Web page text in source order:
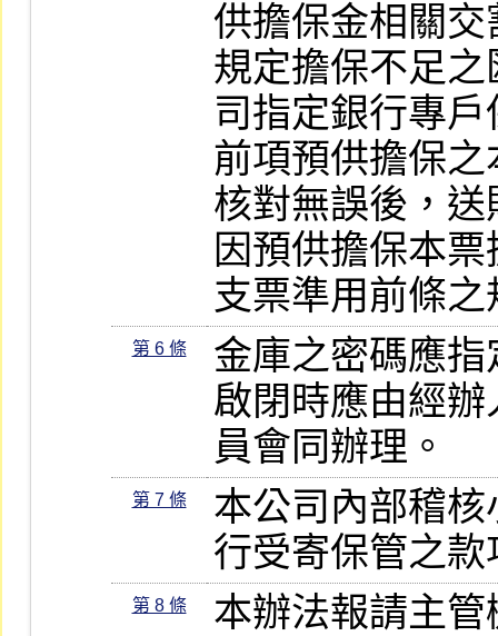
供擔保金相關
規定擔保不足
司指定銀行專戶
前項預供擔保
核對無誤後，
因預供擔保本
支票準用前條
第 6 條
金庫之密碼應
啟閉時應由經
員會同辦理。
第 7 條
本公司內部稽
行受寄保管之款
第 8 條
本辦法報請主